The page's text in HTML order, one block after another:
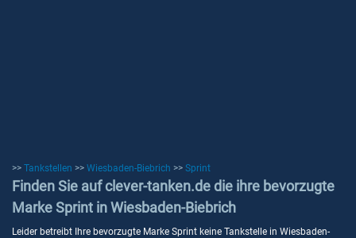
>> Tankstellen >> Wiesbaden-Biebrich >> Sprint
Finden Sie auf clever-tanken.de die ihre bevorzugte
Marke Sprint in Wiesbaden-Biebrich
Leider betreibt Ihre bevorzugte Marke Sprint keine Tankstelle in Wiesbaden-